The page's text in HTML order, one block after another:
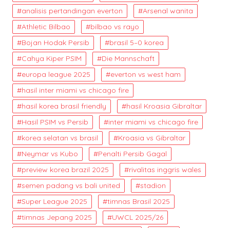
analisis pertandingan everton
Arsenal wanita
Athletic Bilbao
bilbao vs rayo
Bojan Hodak Persib
brasil 5–0 korea
Cahya Kiper PSIM
Die Mannschaft
europa league 2025
everton vs west ham
hasil inter miami vs chicago fire
hasil korea brasil friendly
hasil Kroasia Gibraltar
Hasil PSIM vs Persib
inter miami vs chicago fire
korea selatan vs brasil
Kroasia vs Gibraltar
Neymar vs Kubo
Penalti Persib Gagal
preview korea brazil 2025
rivalitas inggris wales
semen padang vs bali united
stadion
Super League 2025
timnas Brasil 2025
timnas Jepang 2025
UWCL 2025/26